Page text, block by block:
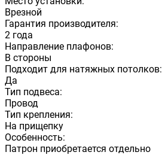
Врезной
Гарантия производителя:
2 года
Направление плафонов:
В стороны
Подходит для натяжных потолков:
Да
Тип подвеса:
Провод
Тип крепления:
На прищепку
Особенность:
Патрон приобретается отдельно